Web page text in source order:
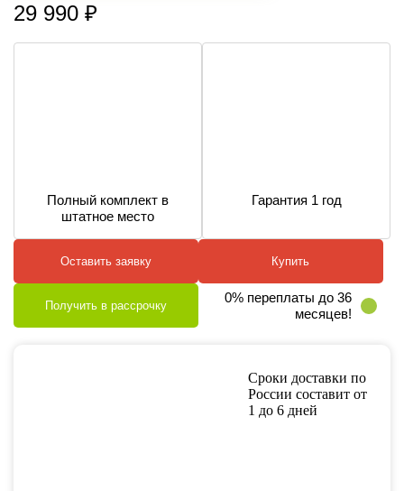
29 990 ₽
Полный комплект в
штатное место
Гарантия 1 год
Оставить заявку Купить
Получить в рассрочку
0% переплаты до 36
месяцев!
Сроки доставки по
России составит от
1 до 6 дней